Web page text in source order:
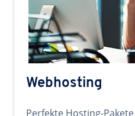
Webhosting
Perfekte Hosting-